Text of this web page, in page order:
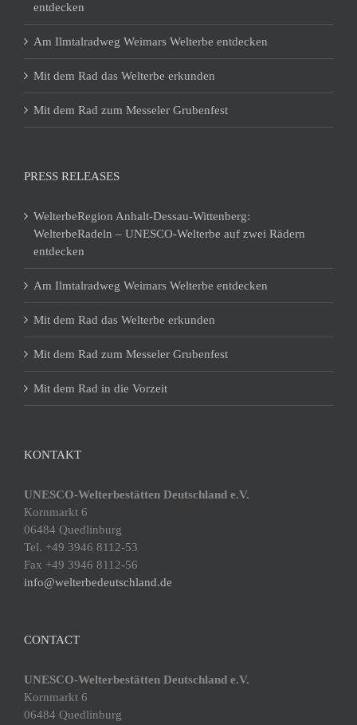
entdecken
Am Ilmtalradweg Weimars Welterbe entdecken
Mit dem Rad das Welterbe erkunden
Mit dem Rad zum Messeler Grubenfest
PRESS RELEASES
WelterbeRegion Anhalt-Dessau-Wittenberg:
WelterbeRadeln – UNESCO-Welterbe auf zwei Rädern
entdecken
Am Ilmtalradweg Weimars Welterbe entdecken
Mit dem Rad das Welterbe erkunden
Mit dem Rad zum Messeler Grubenfest
Mit dem Rad in die Vorzeit
KONTAKT
UNESCO-Welterbestätten Deutschland e.V.
Kornmarkt 6
06484 Quedlinburg
Tel. +49 3946 8112-53
Fax +49 3946 8112-56
info@welterbedeutschland.de
CONTACT
UNESCO-Welterbestätten Deutschland e.V.
Kornmarkt 6
06484 Quedlinburg